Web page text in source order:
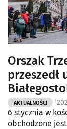
Orszak
przeszedł
AKTUALNOŚCI
6 stycznia w
obchodzone